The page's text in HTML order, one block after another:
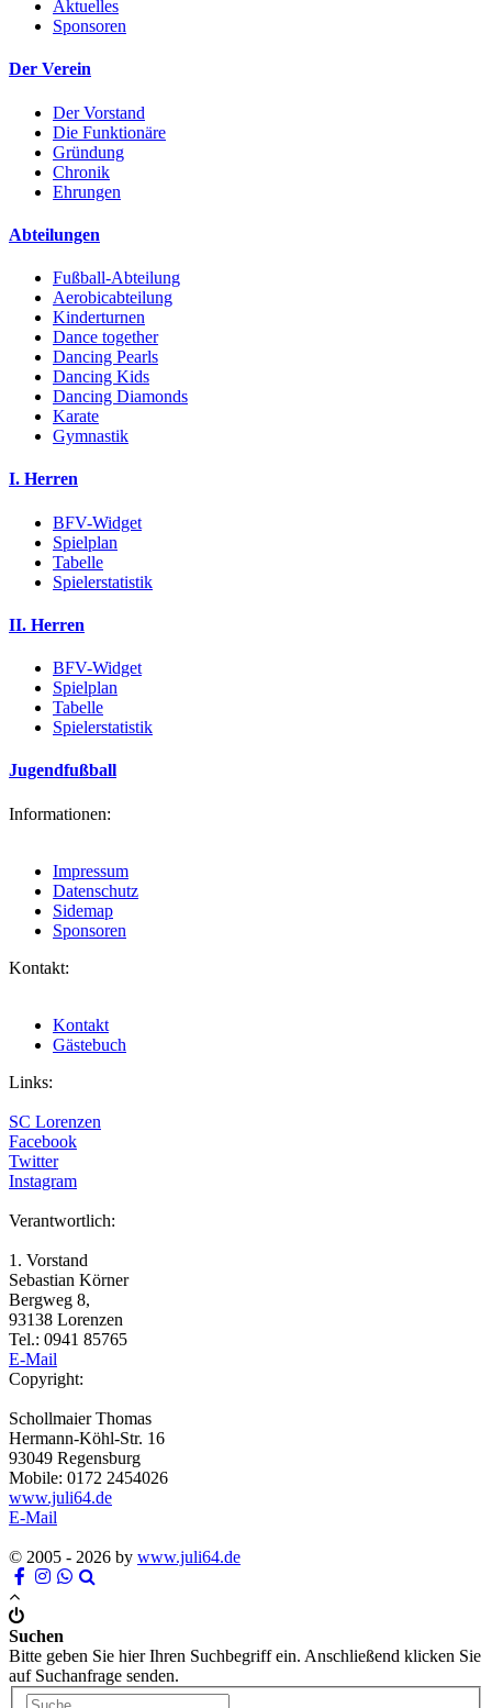
Aktuelles
Sponsoren
Der Verein
Der Vorstand
Die Funktionäre
Gründung
Chronik
Ehrungen
Abteilungen
Fußball-Abteilung
Aerobicabteilung
Kinderturnen
Dance together
Dancing Pearls
Dancing Kids
Dancing Diamonds
Karate
Gymnastik
I. Herren
BFV-Widget
Spielplan
Tabelle
Spielerstatistik
II. Herren
BFV-Widget
Spielplan
Tabelle
Spielerstatistik
Jugendfußball
Informationen:
Impressum
Datenschutz
Sidemap
Sponsoren
Kontakt:
Kontakt
Gästebuch
Links:
SC Lorenzen
Facebook
Twitter
Instagram
Verantwortlich:
1. Vorstand
Sebastian Körner
Bergweg 8,
93138 Lorenzen
Tel.: 0941 85765
E-Mail
Copyright:
Schollmaier Thomas
Hermann-Köhl-Str. 16
93049 Regensburg
Mobile: 0172 2454026
www.juli64.de
E-Mail
© 2005 - 2026 by www.juli64.de
Suchen
Bitte geben Sie hier Ihren Suchbegriff ein. Anschließend klicken Sie
auf Suchanfrage senden.